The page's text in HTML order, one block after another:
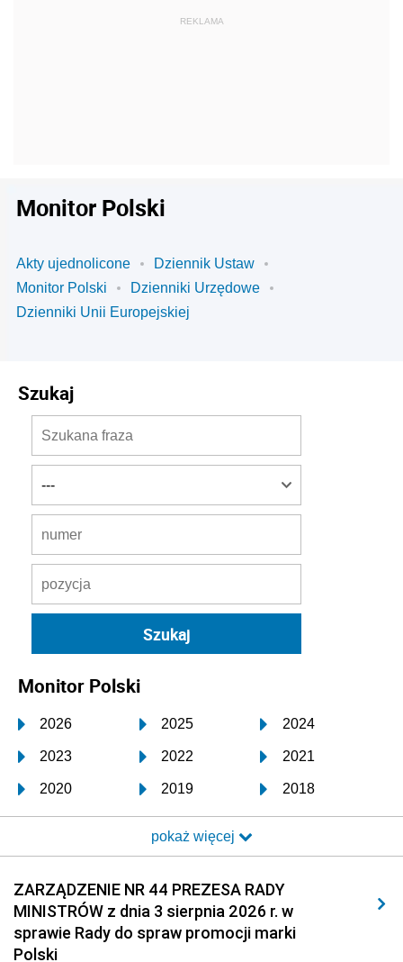
Monitor Polski
Akty ujednolicone
Dziennik Ustaw
Monitor Polski
Dzienniki Urzędowe
Dzienniki Unii Europejskiej
Szukaj
Monitor Polski
2026 2025 2024
2023 2022 2021
2020 2019 2018
2017 2016 2015
2014 2013 2012
2011 2010 2009
2008 2007 2006
2005
pokaż więcej
ZARZĄDZENIE NR 44 PREZESA RADY
MINISTRÓW z dnia 3 sierpnia 2026 r. w
sprawie Rady do spraw promocji marki
Polski